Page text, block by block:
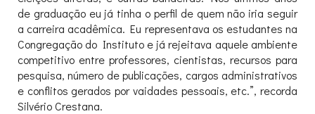
de graduação eu já tinha o perfil de quem não iria seguir
a carreira acadêmica. Eu representava os estudantes na
Congregação do Instituto e já rejeitava aquele ambiente
competitivo entre professores, cientistas, recursos para
pesquisa, número de publicações, cargos administrativos
e conflitos gerados por vaidades pessoais, etc.”, recorda
Silvério Crestana.